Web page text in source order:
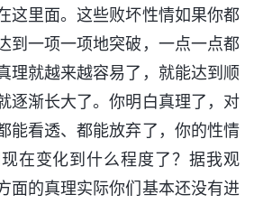
这里面。这些败坏性情如果你都
到一项一项地突破，一点一点都
理就越来越容易了，就能达到顺
逐渐长大了。你明白真理了，对
能看透、都能放弃了，你的性情
在变化到什么程度了？据我观
面的真理实际你们基本还没有进